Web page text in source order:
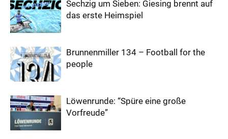
Sechzig um Sieben: Giesing brennt auf
das erste Heimspiel
Brunnenmiller 134 – Football for the
people
Löwenrunde: “Spüre eine große
Vorfreude”